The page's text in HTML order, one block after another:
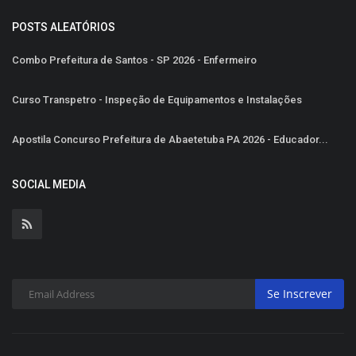
POSTS ALEATÓRIOS
Combo Prefeitura de Santos - SP 2026 - Enfermeiro
Curso Transpetro - Inspeção de Equipamentos e Instalações
Apostila Concurso Prefeitura de Abaetetuba PA 2026 - Educador...
SOCIAL MEDIA
Se Inscrever